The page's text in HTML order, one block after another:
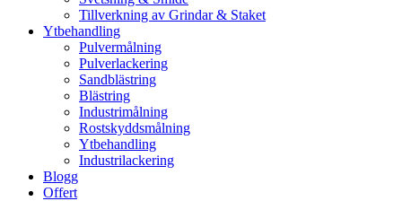
Tillverkning av Grindar & Staket
Ytbehandling
Pulvermålning
Pulverlackering
Sandblästring
Blästring
Industrimålning
Rostskyddsmålning
Ytbehandling
Industrilackering
Blogg
Offert